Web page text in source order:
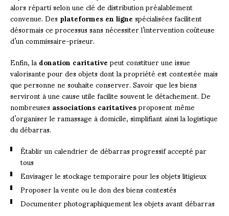
alors réparti selon une clé de distribution préalablement
convenue. Desplateformes en lignespécialisées facilitent
désormais ce processus sans nécessiter l’intervention coûteuse
d’un commissaire-priseur.
Enfin, ladonation caritativepeut constituer une issue
valorisante pour des objets dont la propriété est contestée mais
que personne ne souhaite conserver. Savoir que les biens
serviront à une cause utile facilite souvent le détachement. De
nombreusesassociations caritativesproposent même
d’organiser le ramassage à domicile, simplifiant ainsi la logistique
du débarras.
Établir un calendrier de débarras progressif accepté par
tous
Envisager le stockage temporaire pour les objets litigieux
Proposer la vente ou le don des biens contestés
Documenter photographiquement les objets avant débarras